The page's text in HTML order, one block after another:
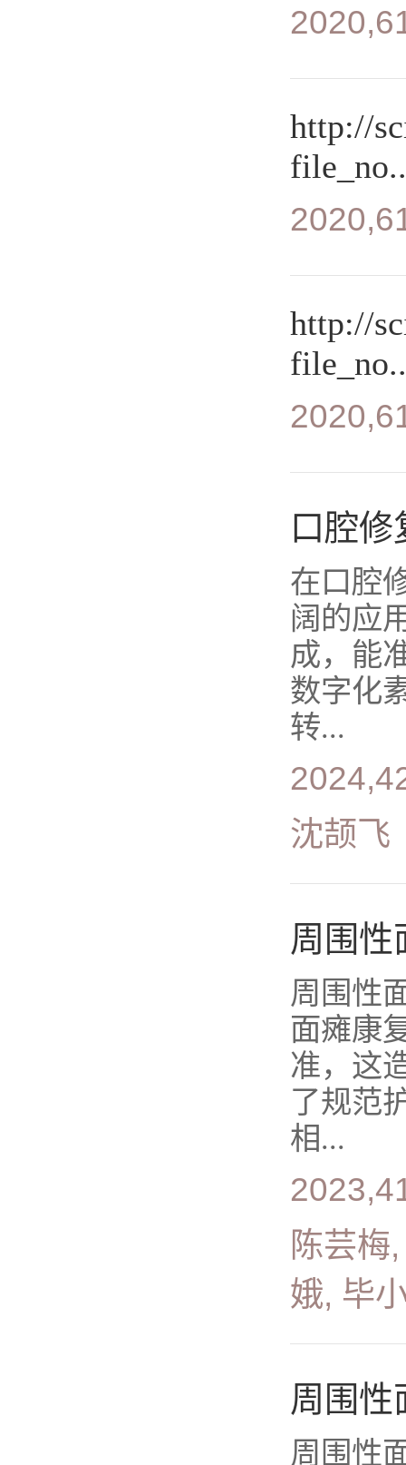
http://
http://
口腔
在口腔
阔的应
成，能
数字化
转...
沈颉飞
周围性
周围性
面瘫康
准，这
了规范
相...
陈芸梅
娥, 毕
周围性
周围性